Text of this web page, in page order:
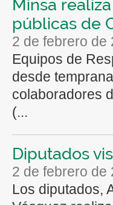
Minsa
públicas de
2 de febrero
Equipos de
desde
colaboradores
(...
Diputados
2 de febrero
Los diputados,